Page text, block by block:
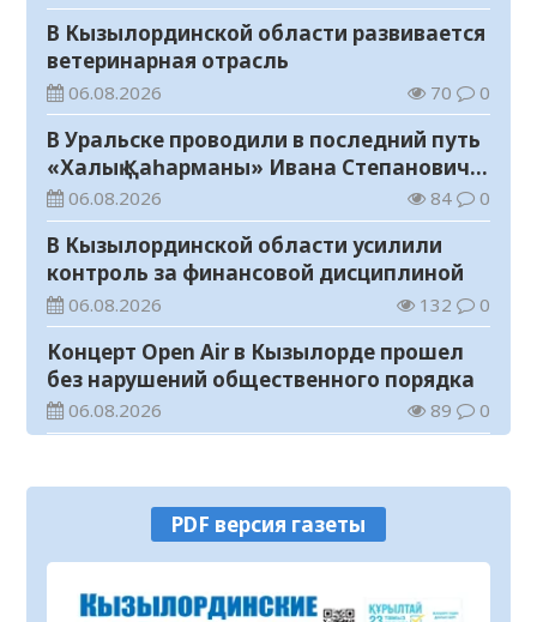
В Кызылординской области развивается
ветеринарная отрасль
06.08.2026 70 0
В Уральске проводили в последний путь
«Халық Қаһарманы» Ивана Степановича
Гапича
06.08.2026 84 0
В Кызылординской области усилили
контроль за финансовой дисциплиной
06.08.2026 132 0
Концерт Open Air в Кызылорде прошел
без нарушений общественного порядка
06.08.2026 89 0
конкурс видеороликов о семейных
ценностях и Конституции
06.08.2026
Соблюдение правил пожарной
безопасности – обязанность каждого
PDF версия газеты